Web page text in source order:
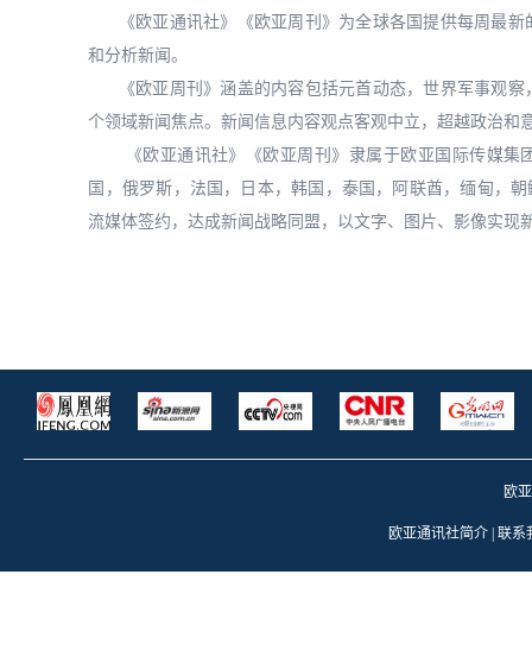
《欧亚通讯社》《欧亚周刊》为全球各国提供每周最新
和分析新闻。
《欧亚周刊》涵盖的内容包括元首动态，世界军事观察
个领域新闻焦点。新闻信息内容观点客观中立，超越政治和
《欧亚通讯社》《欧亚周刊》隶属于欧亚国际传媒集
国，俄罗斯，法国，日本，韩国，泰国，阿联酋，缅甸，
流媒体签约，达成新闻战略同盟，以文字、图片、影像实现
欧
欧亚通讯社简介 联系